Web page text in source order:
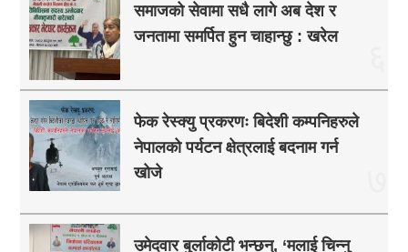
समाजको सेवामा सधै लागे अब देश र
जनतामा समर्पित हुन चाहान्छु : खरेल
फेक रेस्क्यु प्रकरणः बिदेशी कम्पनिहरुले
नेपालको पर्यटन क्षेत्रलाई बदनाम गर्न
खोजे
उमेदवार बुर्लाकोटी भन्छन्, ‘मलाई चिन्नु